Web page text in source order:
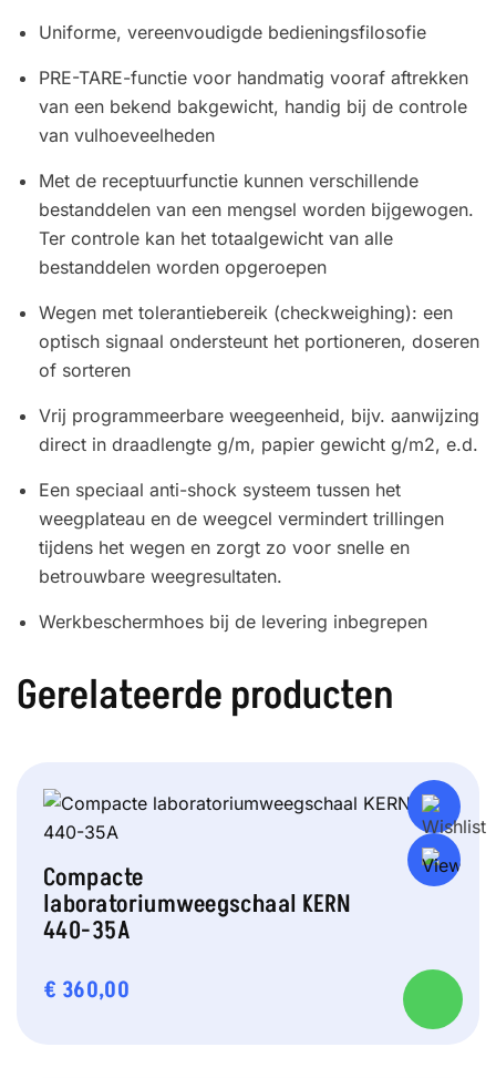
Uniforme, vereenvoudigde bedieningsfilosofie
PRE-TARE-functie voor handmatig vooraf aftrekken
van een bekend bakgewicht, handig bij de controle
van vulhoeveelheden
Met de receptuurfunctie kunnen verschillende
bestanddelen van een mengsel worden bijgewogen.
Ter controle kan het totaalgewicht van alle
bestanddelen worden opgeroepen
Wegen met tolerantiebereik (checkweighing): een
optisch signaal ondersteunt het portioneren, doseren
of sorteren
Vrij programmeerbare weegeenheid, bijv. aanwijzing
direct in draadlengte g/m, papier gewicht g/m2, e.d.
Een speciaal anti-shock systeem tussen het
weegplateau en de weegcel vermindert trillingen
tijdens het wegen en zorgt zo voor snelle en
betrouwbare weegresultaten.
Werkbeschermhoes bij de levering inbegrepen
Gerelateerde producten
Compacte
laboratoriumweegschaal KERN
440-35A
€ 360,00